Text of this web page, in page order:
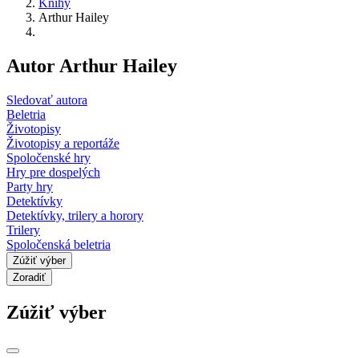
Knihy
Arthur Hailey
Autor Arthur Hailey
Sledovať autora
Beletria
Životopisy
Životopisy a reportáže
Spoločenské hry
Hry pre dospelých
Party hry
Detektívky
Detektívky, trilery a horory
Trilery
Spoločenská beletria
Zúžiť výber
Zoradiť
Zúžiť výber